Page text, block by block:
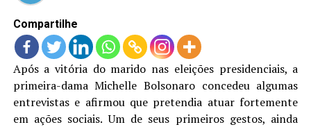
ENTREVISTAS
EXPEDIENTE
FINALIZAR COMPRA
Compartilhe
Após a vitória do marido nas eleições presidenciais, a
primeira-dama Michelle Bolsonaro concedeu algumas
entrevistas e afirmou que pretendia atuar fortemente
em ações sociais. Um de seus primeiros gestos, ainda